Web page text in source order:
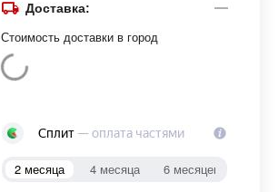
Доставка:
Стоимость доставки в город